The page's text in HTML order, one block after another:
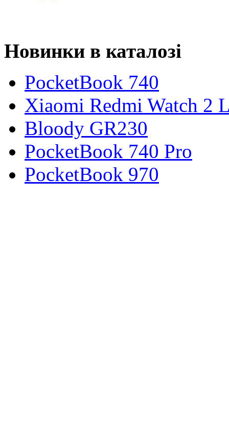
Новинки в каталозі
PocketBook 740
Xiaomi Redmi Watch 2
Bloody GR230
PocketBook 740 Pro
PocketBook 970